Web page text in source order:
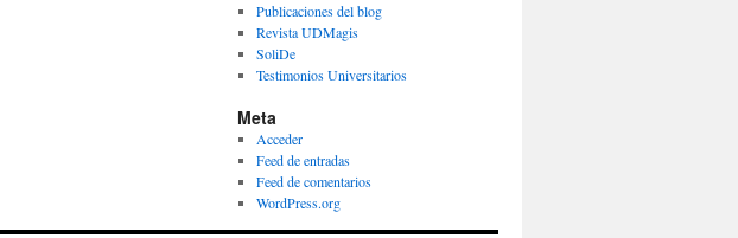
Publicaciones del blog
Revista UDMagis
SoliDe
Testimonios Universitarios
Meta
Acceder
Feed de entradas
Feed de comentarios
WordPress.org